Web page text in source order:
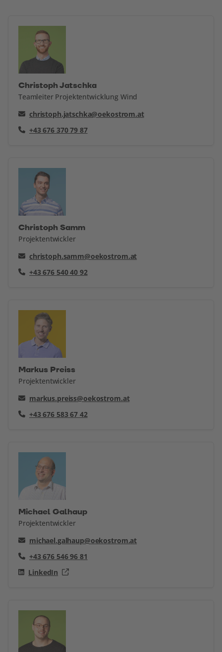
Christoph Jatschka
Teamleiter Projektentwicklung Wind
christoph.jatschka@oekostrom.at
+43 676 370 79 87
Christoph Samm
Projektentwickler
christoph.samm@oekostrom.at
+43 676 540 40 92
Markus Preiss
Projektentwickler
markus.preiss@oekostrom.at
+43 676 583 67 42
Michael Galhaup
Projektentwickler
michael.galhaup@oekostrom.at
+43 676 546 96 81
LinkedIn